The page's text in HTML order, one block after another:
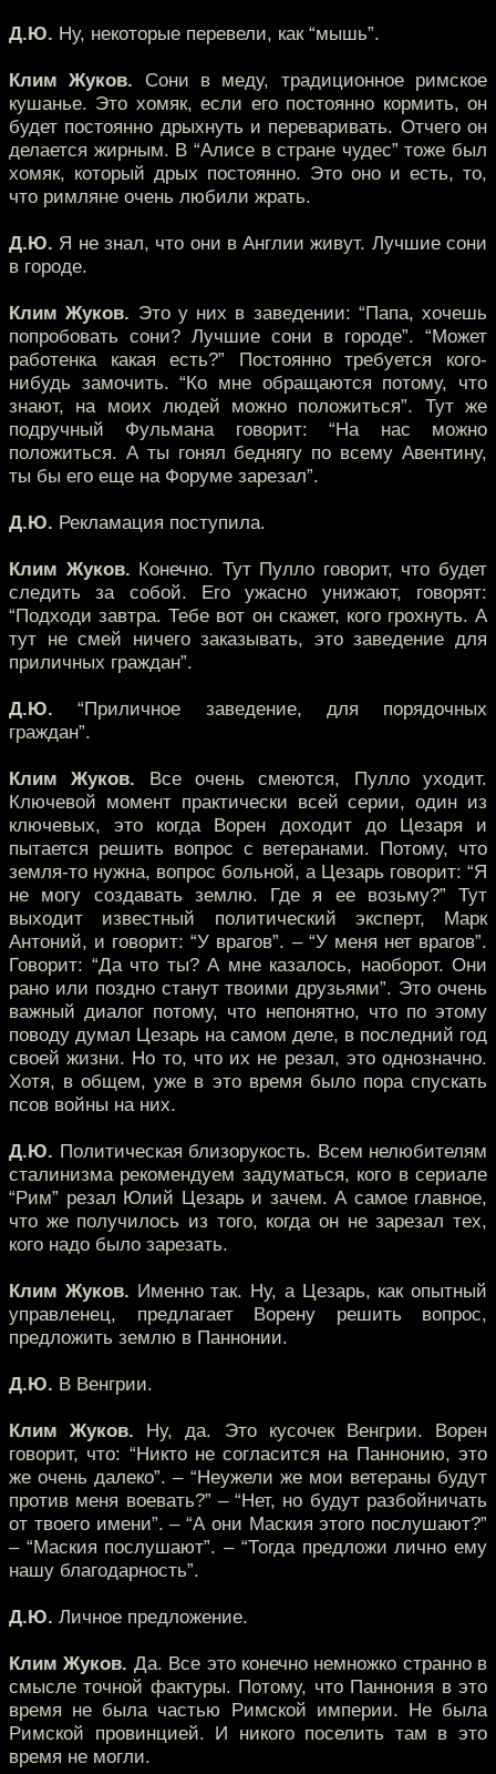
Д.Ю. Ну, некоторые перевели, как “мышь”.
Клим Жуков. Сони в меду, традиционное римское
кушанье. Это хомяк, если его постоянно кормить, он
будет постоянно дрыхнуть и переваривать. Отчего он
делается жирным. В “Алисе в стране чудес” тоже был
хомяк, который дрых постоянно. Это оно и есть, то,
что римляне очень любили жрать.
Д.Ю. Я не знал, что они в Англии живут. Лучшие сони
в городе.
Клим Жуков. Это у них в заведении: “Папа, хочешь
попробовать сони? Лучшие сони в городе”. “Может
работенка какая есть?” Постоянно требуется кого-
нибудь замочить. “Ко мне обращаются потому, что
знают, на моих людей можно положиться”. Тут же
подручный Фульмана говорит: “На нас можно
положиться. А ты гонял беднягу по всему Авентину,
ты бы его еще на Форуме зарезал”.
Д.Ю. Рекламация поступила.
Клим Жуков. Конечно. Тут Пулло говорит, что будет
следить за собой. Его ужасно унижают, говорят:
“Подходи завтра. Тебе вот он скажет, кого грохнуть. А
тут не смей ничего заказывать, это заведение для
приличных граждан”.
Д.Ю. “Приличное заведение, для порядочных
граждан”.
Клим Жуков. Все очень смеются, Пулло уходит.
Ключевой момент практически всей серии, один из
ключевых, это когда Ворен доходит до Цезаря и
пытается решить вопрос с ветеранами. Потому, что
земля-то нужна, вопрос больной, а Цезарь говорит: “Я
не могу создавать землю. Где я ее возьму?” Тут
выходит известный политический эксперт, Марк
Антоний, и говорит: “У врагов”. – “У меня нет врагов”.
Говорит: “Да что ты? А мне казалось, наоборот. Они
рано или поздно станут твоими друзьями”. Это очень
важный диалог потому, что непонятно, что по этому
поводу думал Цезарь на самом деле, в последний год
своей жизни. Но то, что их не резал, это однозначно.
Хотя, в общем, уже в это время было пора спускать
псов войны на них.
Д.Ю. Политическая близорукость. Всем нелюбителям
сталинизма рекомендуем задуматься, кого в сериале
“Рим” резал Юлий Цезарь и зачем. А самое главное,
что же получилось из того, когда он не зарезал тех,
кого надо было зарезать.
Клим Жуков. Именно так. Ну, а Цезарь, как опытный
управленец, предлагает Ворену решить вопрос,
предложить землю в Паннонии.
Д.Ю. В Венгрии.
Клим Жуков. Ну, да. Это кусочек Венгрии. Ворен
говорит, что: “Никто не согласится на Паннонию, это
же очень далеко”. – “Неужели же мои ветераны будут
против меня воевать?” – “Нет, но будут разбойничать
от твоего имени”. – “А они Маския этого послушают?”
– “Маския послушают”. – “Тогда предложи лично ему
нашу благодарность”.
Д.Ю. Личное предложение.
Клим Жуков. Да. Все это конечно немножко странно в
смысле точной фактуры. Потому, что Паннония в это
время не была частью Римской империи. Не была
Римской провинцией. И никого поселить там в это
время не могли.